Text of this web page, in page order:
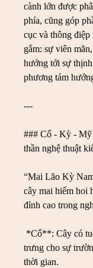
cành lớn được
phía, cũng góp
cục và thông điệp
gắm: sự viên
hướng tới sự
phương tám
---
### Cổ - Kỳ -
thần nghệ thuật
“Mai Lão Kỳ
cây mai hiếm hoi
đỉnh cao trong
*Cổ**: Cây có
trưng cho sự
thời gian.